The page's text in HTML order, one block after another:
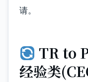
请。
TR to
经验类